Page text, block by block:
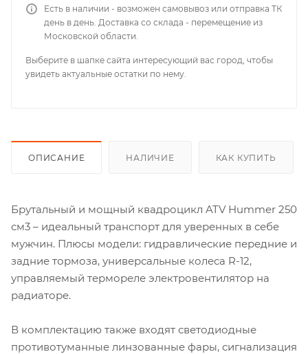
Есть в наличии - возможен самовывоз или отправка ТК
день в день. Доставка со склада - перемещение из
Московской области.
Выберите в шапке сайта интересующий вас город, чтобы
увидеть актуальные остатки по нему.
ОПИСАНИЕ НАЛИЧИЕ КАК КУПИТЬ
Брутальный и мощный квадроцикл ATV Hummer 250
см3 – идеальный транспорт для уверенных в себе
мужчин. Плюсы модели: гидравлические передние и
задние тормоза, универсальные колеса R-12,
управляемый термореле электровентилятор на
радиаторе.
В комплектацию также входят светодиодные
противотуманные линзованные фары, сигнализация